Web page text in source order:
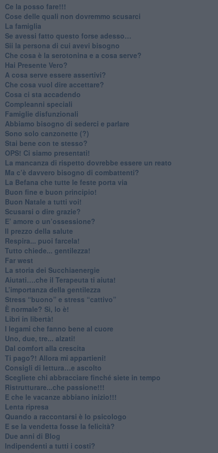
​Ce la posso fare!!!
​Cose delle quali non dovremmo scusarci
​La famiglia
​Se avessi fatto questo forse adesso…
​Sii la persona di cui avevi bisogno
Che cosa è la serotonina e a cosa serve?
​Hai Presente Vero?
A cosa serve essere assertivi?
​Che cosa vuol dire accettare?
​Cosa ci sta accadendo
​Compleanni speciali
​Famiglie disfunzionali
​Abbiamo bisogno di sederci e parlare
Sono solo canzonette (?)
​Stai bene con te stesso?
​OPS! Ci siamo presentati!
​La mancanza di rispetto dovrebbe essere un reato
​Ma c’è davvero bisogno di combattenti?
​La Befana che tutte le feste porta via
Buon fine e buon principio!
​Buon Natale a tutti voi!
​Scusarsi o dire grazie?
​E’ amore o un’ossessione?
​Il prezzo della salute
​Respira... puoi farcela!
​Tutto chiede... gentilezza!
​Far west
​La storia dei Succhiaenergie
​Aiutati….che il Terapeuta ti aiuta!
​L’importanza della gentilezza
​Stress “buono” e stress “cattivo”
​È normale? Sì, lo è!
​Libri in libertà!
​I legami che fanno bene al cuore
Uno, due, tre... alzati!​
​Dal comfort alla crescita
​Ti pago?! Allora mi appartieni!​
​Consigli di lettura…e ascolto
​Scegliete chi abbracciare finché siete in tempo
​Ristrutturare...che passione!!!
​E che le vacanze abbiano inizio!!!
​Lenta ripresa
​Quando a raccontarsi è lo psicologo
​E se la vendetta fosse la felicità?
​Due anni di Blog
​Indipendenti a tutti i costi?